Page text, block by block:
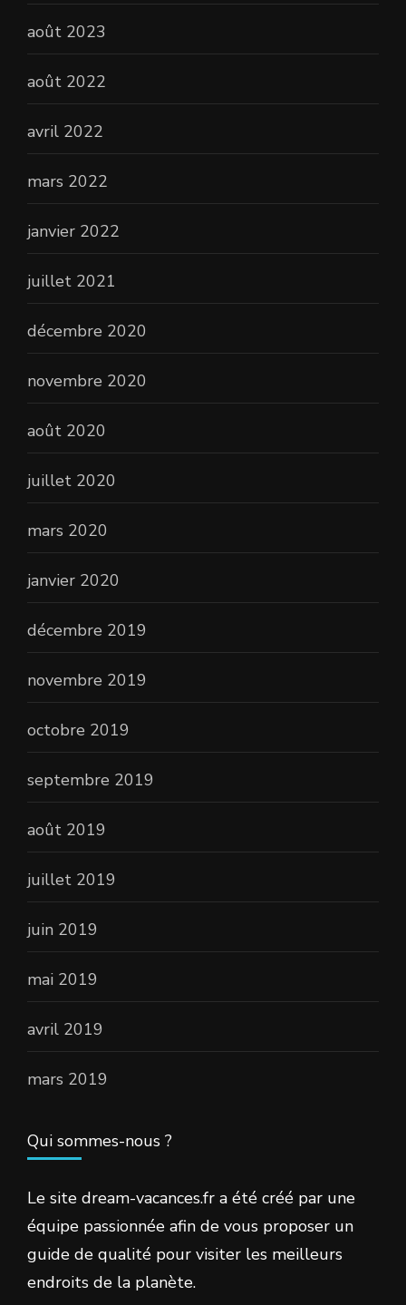
août 2023
août 2022
avril 2022
mars 2022
janvier 2022
juillet 2021
décembre 2020
novembre 2020
août 2020
juillet 2020
mars 2020
janvier 2020
décembre 2019
novembre 2019
octobre 2019
septembre 2019
août 2019
juillet 2019
juin 2019
mai 2019
avril 2019
mars 2019
Qui sommes-nous ?
Le site dream-vacances.fr a été créé par une
équipe passionnée afin de vous proposer un
guide de qualité pour visiter les meilleurs
endroits de la planète.